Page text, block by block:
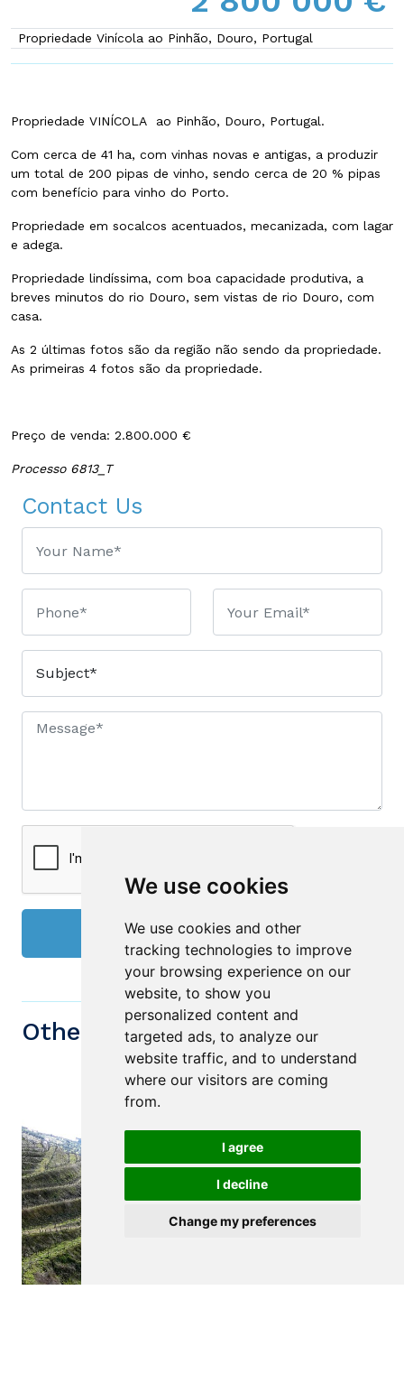
We use cookies
We use cookies and other
tracking technologies to improve
your browsing experience on our
website, to show you
personalized content and
targeted ads, to analyze our
website traffic, and to understand
where our visitors are coming
from.
I agree
I decline
Change my preferences
Propriedade Vinícola ao Pinhão, Douro, Portugal
Propriedade VINÍCOLA ao Pinhão, Douro, Portugal.
Com cerca de 41 ha, com vinhas novas e antigas, a produzir
um total de 200 pipas de vinho, sendo cerca de 20 % pipas
com benefício para vinho do Porto.
Propriedade em socalcos acentuados, mecanizada, com lagar
e adega.
Propriedade lindíssima, com boa capacidade produtiva, a
breves minutos do rio Douro, sem vistas de rio Douro, com
casa.
As 2 últimas fotos são da região não sendo da propriedade.
As primeiras 4 fotos são da propriedade.
Preço de venda: 2.800.000 €
Processo 6813_T
Contact Us
Send
Other similiar Properties